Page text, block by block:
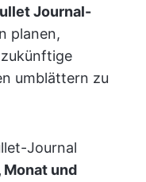
Journal-
planen,
umblättern zu
Journal
und